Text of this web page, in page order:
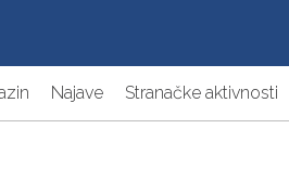
Najave Stranačke aktivnosti